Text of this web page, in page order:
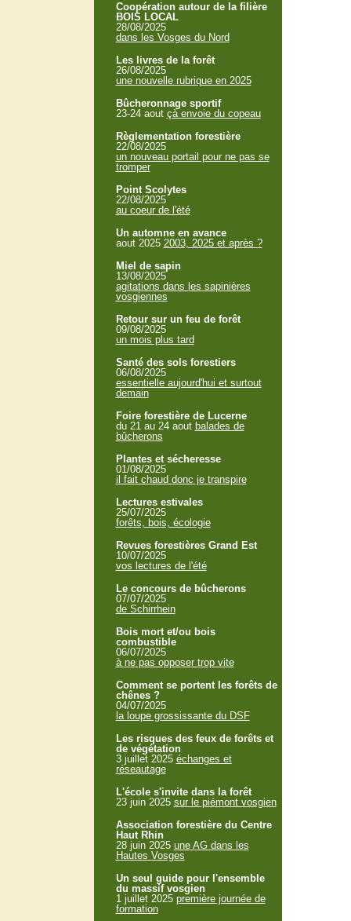
Coopération autour de la filière
BOIS LOCAL
28/08/2025
dans les Vosges du Nord
Les livres de la forêt
26/08/2025
une nouvelle rubrique en 2025
Bûcheronnage sportif
23-24 aout çà envoie du copeau
Règlementation forestière
22/08/2025
un nouveau portail pour ne pas se
tromper
Point Scolytes
22/08/2025
au coeur de l'été
Un automne en avance
aout 2025 2003, 2025 et après ?
Miel de sapin
13/08/2025
agitations dans les sapinières
vosgiennes
Retour sur un feu de forêt
09/08/2025
un mois plus tard
Santé des sols forestiers
06/08/2025
essentielle aujourd'hui et surtout
demain
Foire forestière de Lucerne
du 21 au 24 aout balades de
bûcherons
Plantes et sécheresse
01/08/2025
il fait chaud donc je transpire
Lectures estivales
25/07/2025
forêts, bois, écologie
Revues forestières Grand Est
10/07/2025
vos lectures de l'été
Le concours de bûcherons
07/07/2025
de Schirrhein
Bois mort et/ou bois
combustible
06/07/2025
à ne pas opposer trop vite
Comment se portent les forêts de
chênes ?
04/07/2025
la loupe grossissante du DSF
Les risques des feux de forêts et
de végétation
3 juillet 2025 échanges et
réseautage
L'école s'invite dans la forêt
23 juin 2025 sur le piémont vosgien
Association forestière du Centre
Haut Rhin
28 juin 2025 une AG dans les
Hautes Vosges
Un seul guide pour l'ensemble
du massif vosgien
1 juillet 2025 première journée de
formation